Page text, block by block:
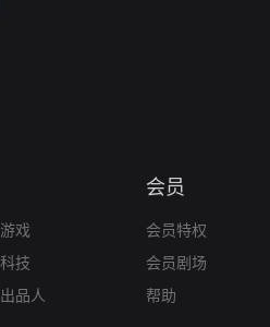
游戏
科技
出品人
会员
会员特权
会员剧场
帮助